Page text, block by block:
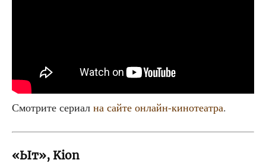
Смот­ри­те сери­ал на сай­те онлайн-кино­те­ат­ра.
«Ыт», Kion